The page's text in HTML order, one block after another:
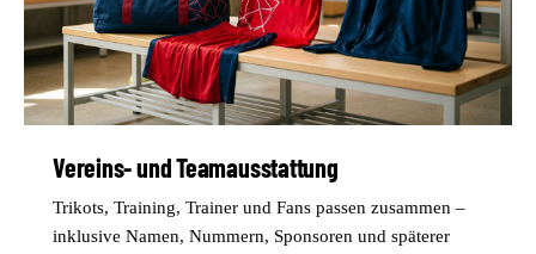
Vereins- und Teamausstattung
Trikots, Training, Trainer und Fans passen zusammen –
inklusive Namen, Nummern, Sponsoren und späterer